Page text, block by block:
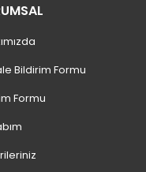
Bildirim Formu
Formu